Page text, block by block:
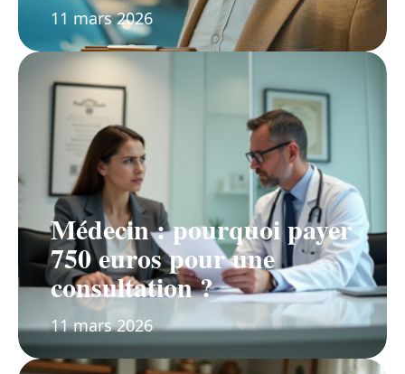
11 mars 2026
Médecin : pourquoi payer
750 euros pour une
consultation ?
11 mars 2026